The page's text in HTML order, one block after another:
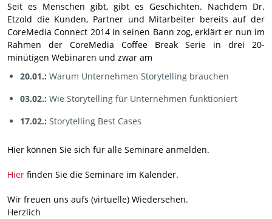
Seit es Menschen gibt, gibt es Geschichten. Nachdem Dr.
Etzold die Kunden, Partner und Mitarbeiter bereits auf der
CoreMedia Connect 2014 in seinen Bann zog, erklärt er nun im
Rahmen der CoreMedia Coffee Break Serie in drei 20-
minütigen Webinaren und zwar am
20.01.: Warum Unternehmen Storytelling brauchen
03.02.: Wie Storytelling für Unternehmen funktioniert
17.02.: Storytelling Best Cases
Hier können Sie sich für alle Seminare anmelden.
Hier finden Sie die Seminare im Kalender.
Wir freuen uns aufs (virtuelle) Wiedersehen.
Herzlich